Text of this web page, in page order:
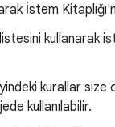
İstem
listesini kullanarak
kurallar size
kullanılabilir.